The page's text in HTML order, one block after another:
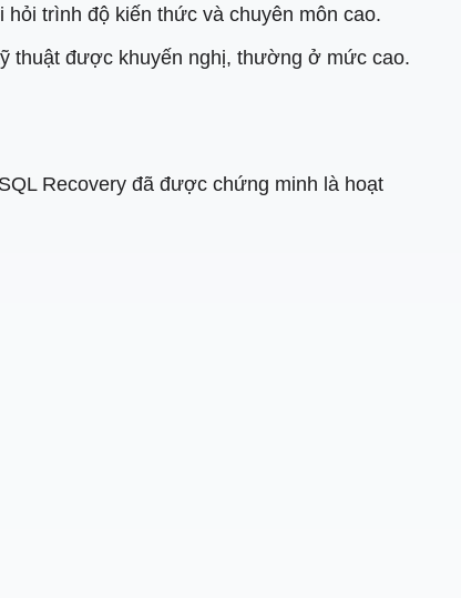
trình độ kiến ​​thức và chuyên môn cao.
thuật được khuyến nghị, thường ở mức cao.
Recovery đã được chứng minh là hoạt